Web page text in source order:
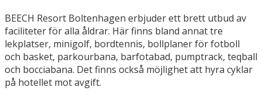
BEECH Resort Boltenhagen erbjuder ett brett utbud av
faciliteter för alla åldrar. Här finns bland annat tre
lekplatser, minigolf, bordtennis, bollplaner för fotboll
och basket, parkourbana, barfotabad, pumptrack, teqball
och bocciabana. Det finns också möjlighet att hyra cyklar
på hotellet mot avgift.